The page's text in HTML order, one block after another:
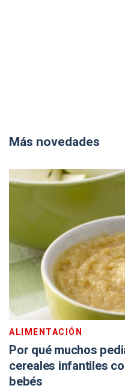
Más novedades
ALIMENTACIÓN
Por qué muchos
cereales infantiles
bebés